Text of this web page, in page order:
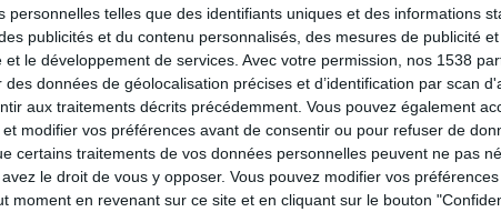
personnelles telles que des identifiants uniques et des informations
publicités et du contenu personnalisés, des mesures de publicité
le développement de services. Avec votre permission, nos 1538
données de géolocalisation précises et d’identification par scan
aux traitements décrits précédemment. Vous pouvez également
modifier vos préférences avant de consentir ou pour refuser de
certains traitements de vos données personnelles peuvent ne pas
le droit de vous y opposer. Vous pouvez modifier vos préférences
moment en revenant sur ce site et en cliquant sur le bouton
kg : ma méthode
Et après la perte de poids ?
Je fais comment ?
devez